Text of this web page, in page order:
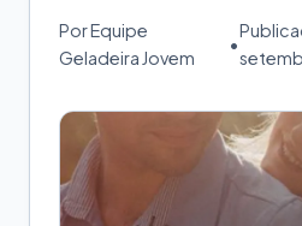
Por Equipe
Geladeira Jovem
•